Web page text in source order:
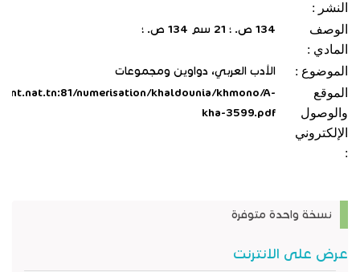
النشر :
الوصف
المادي :
134 ص. ؛ 21 سم 134 ص. ؛
الموضوع :
الأدب العربي، دواوين ومجموعات
الموقع
والوصول
الإلكتروني
:
numerisation/khaldounia/khmono/A-
kha-3599.pdf
نسخة واحدة متوفرة
عرض على الانترنت